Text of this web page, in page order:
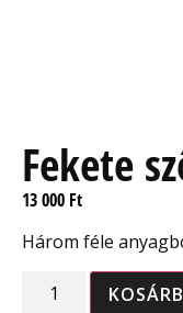
Fekete
13 000 Ft
Három féle